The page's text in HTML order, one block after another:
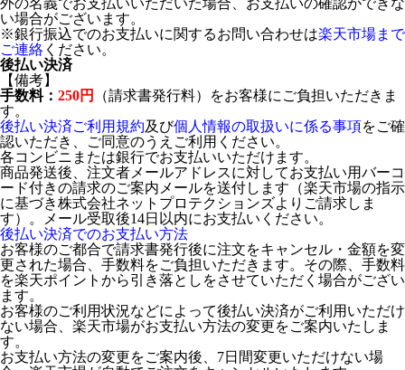
外の名義でお支払いいただいた場合、お支払いの確認ができな
い場合がございます。
※銀行振込でのお支払いに関するお問い合わせは楽天市場まで
ご連絡 ください。
後払い決済
【備考】
手数料： 250円
（請求書発行料）をお客様にご負担いただきま
す。
後払い決済ご利用規約及び個人情報の取扱いに係る事項をご確
認いただき、ご同意のうえご利用ください。
各コンビニまたは銀行でお支払いいただけます。
商品発送後、注文者メールアドレスに対してお支払い用バーコ
ード付きの請求のご案内メールを送付します（楽天市場の指示
に基づき株式会社ネットプロテクションズよりご請求しま
す）。メール受取後14日以内にお支払いください。
後払い決済でのお支払い方法
お客様のご都合で請求書発行後に注文をキャンセル・金額を変
更された場合、手数料をご負担いただきます。その際、手数料
を楽天ポイントから引き落としをさせていただく場合がござい
ます。
お客様のご利用状況などによって後払い決済がご利用いただけ
ない場合、楽天市場がお支払い方法の変更をご案内いたしま
す。
お支払い方法の変更をご案内後、7日間変更いただけない場